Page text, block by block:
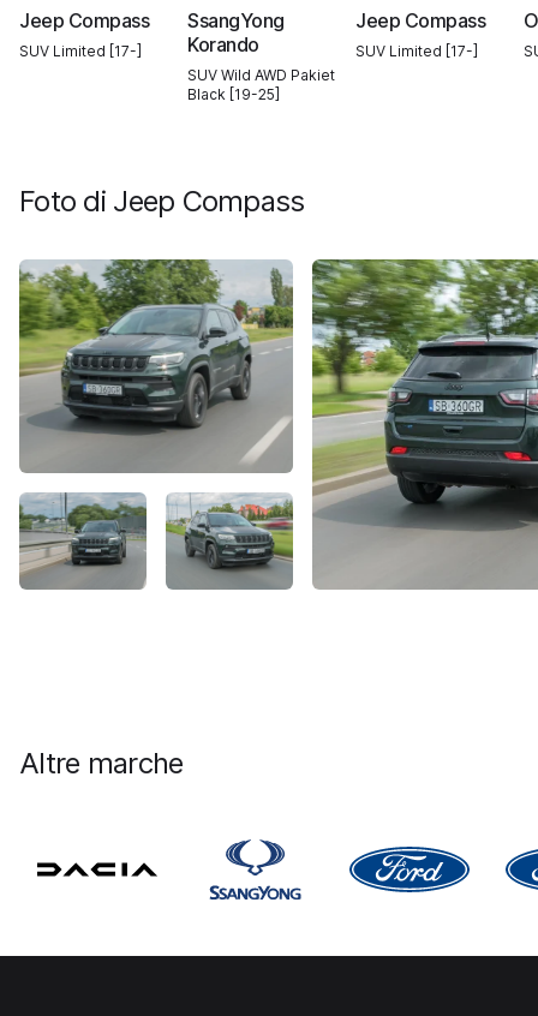
Jeep Compass
SUV Limited [17-]
SsangYong
Korando
SUV Wild AWD Pakiet
Black [19-25]
Jeep Compass
SUV Limited [17-]
Foto di Jeep Compass
Altre marche